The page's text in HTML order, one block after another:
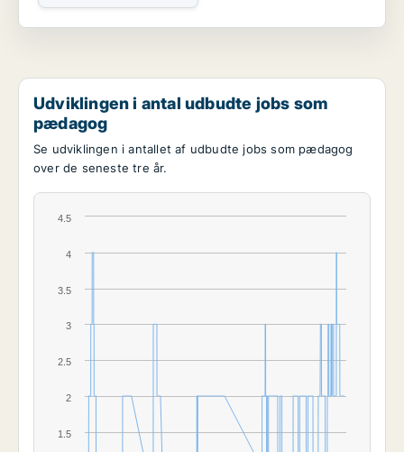
Udviklingen i antal udbudte jobs som
pædagog
Se udviklingen i antallet af udbudte jobs som pædagog
over de seneste tre år.
1.5
2
2.5
3
3.5
4
4.5